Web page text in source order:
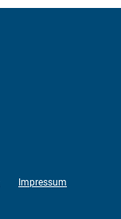
Impressum